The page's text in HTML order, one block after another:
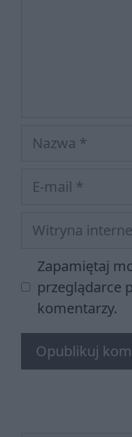
Nazwa
Witryna
internetowa
Zapamiętaj
przeglądarce
komentarzy.